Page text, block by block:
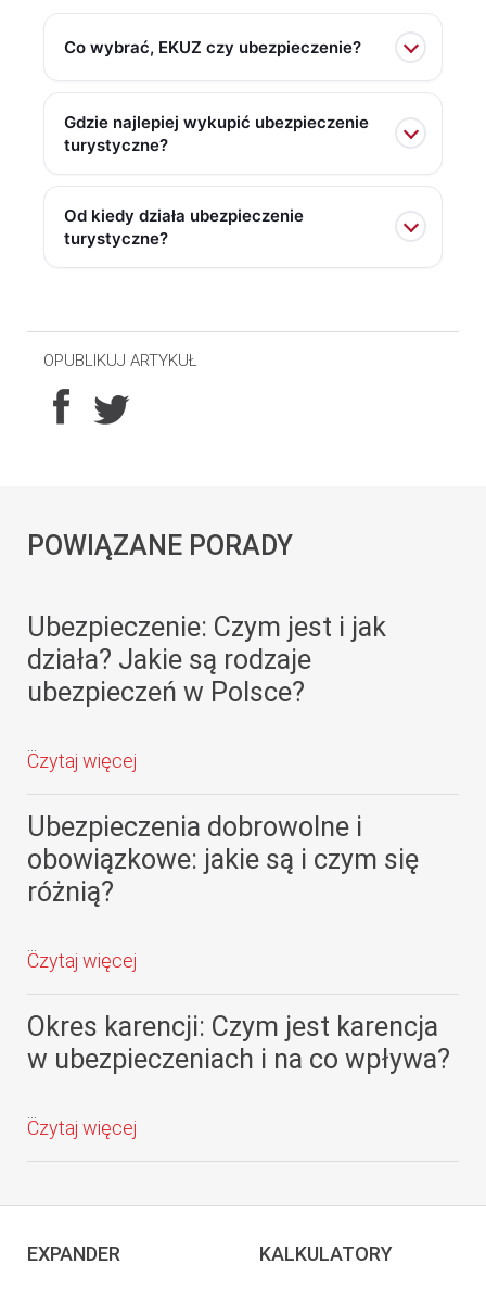
Co wybrać, EKUZ czy ubezpieczenie?
Gdzie najlepiej wykupić ubezpieczenie
turystyczne?
Od kiedy działa ubezpieczenie
turystyczne?
OPUBLIKUJ ARTYKUŁ
POWIĄZANE PORADY
Ubezpieczenie: Czym jest i jak
działa? Jakie są rodzaje
ubezpieczeń w Polsce?
Czytaj więcej
Ubezpieczenia dobrowolne i
obowiązkowe: jakie są i czym się
różnią?
Czytaj więcej
Okres karencji: Czym jest karencja
w ubezpieczeniach i na co wpływa?
Czytaj więcej
EXPANDER KALKULATORY